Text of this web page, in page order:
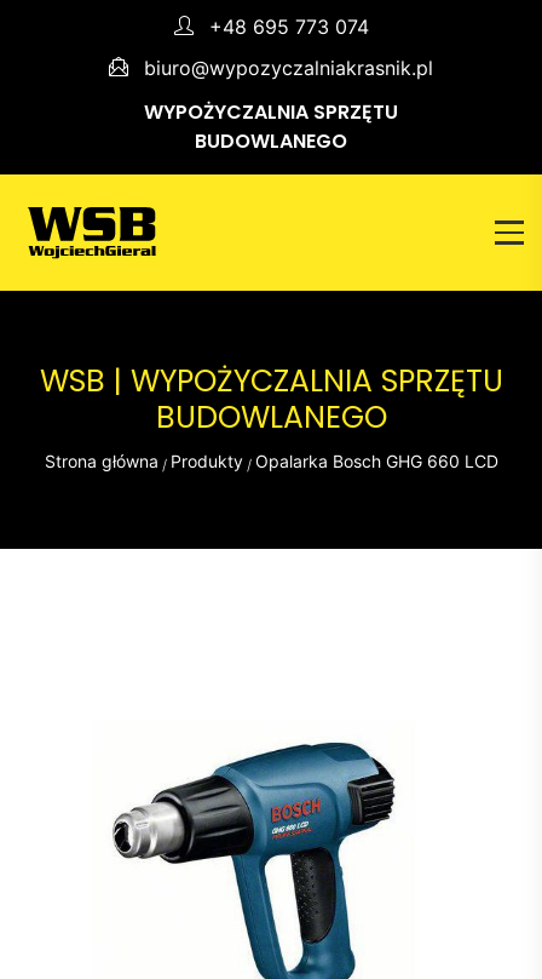
+48 695 773 074
biuro@wypozyczalniakrasnik.pl
WYPOŻYCZALNIA SPRZĘTU
BUDOWLANEGO
WSB | WYPOŻYCZALNIA SPRZĘTU
BUDOWLANEGO
Strona główna Produkty Opalarka Bosch GHG 660 LCD